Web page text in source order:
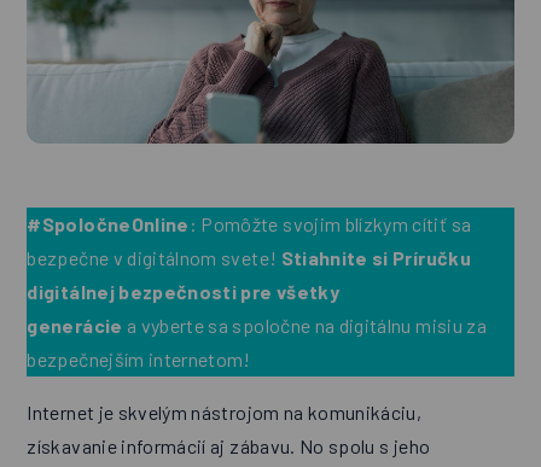
#SpoločneOnline : Pomôžte svojim blízkym cítiť sa
bezpečne v digitálnom svete! Stiahnite si Príručku
digitálnej bezpečnosti pre všetky
generácie a vyberte sa spoločne na digitálnu misiu za
bezpečnejším internetom!
Internet je skvelým nástrojom na komunikáciu,
získavanie informácií aj zábavu. No spolu s jeho